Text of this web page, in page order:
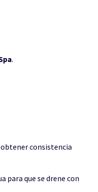
.
consistencia
para que se drene con